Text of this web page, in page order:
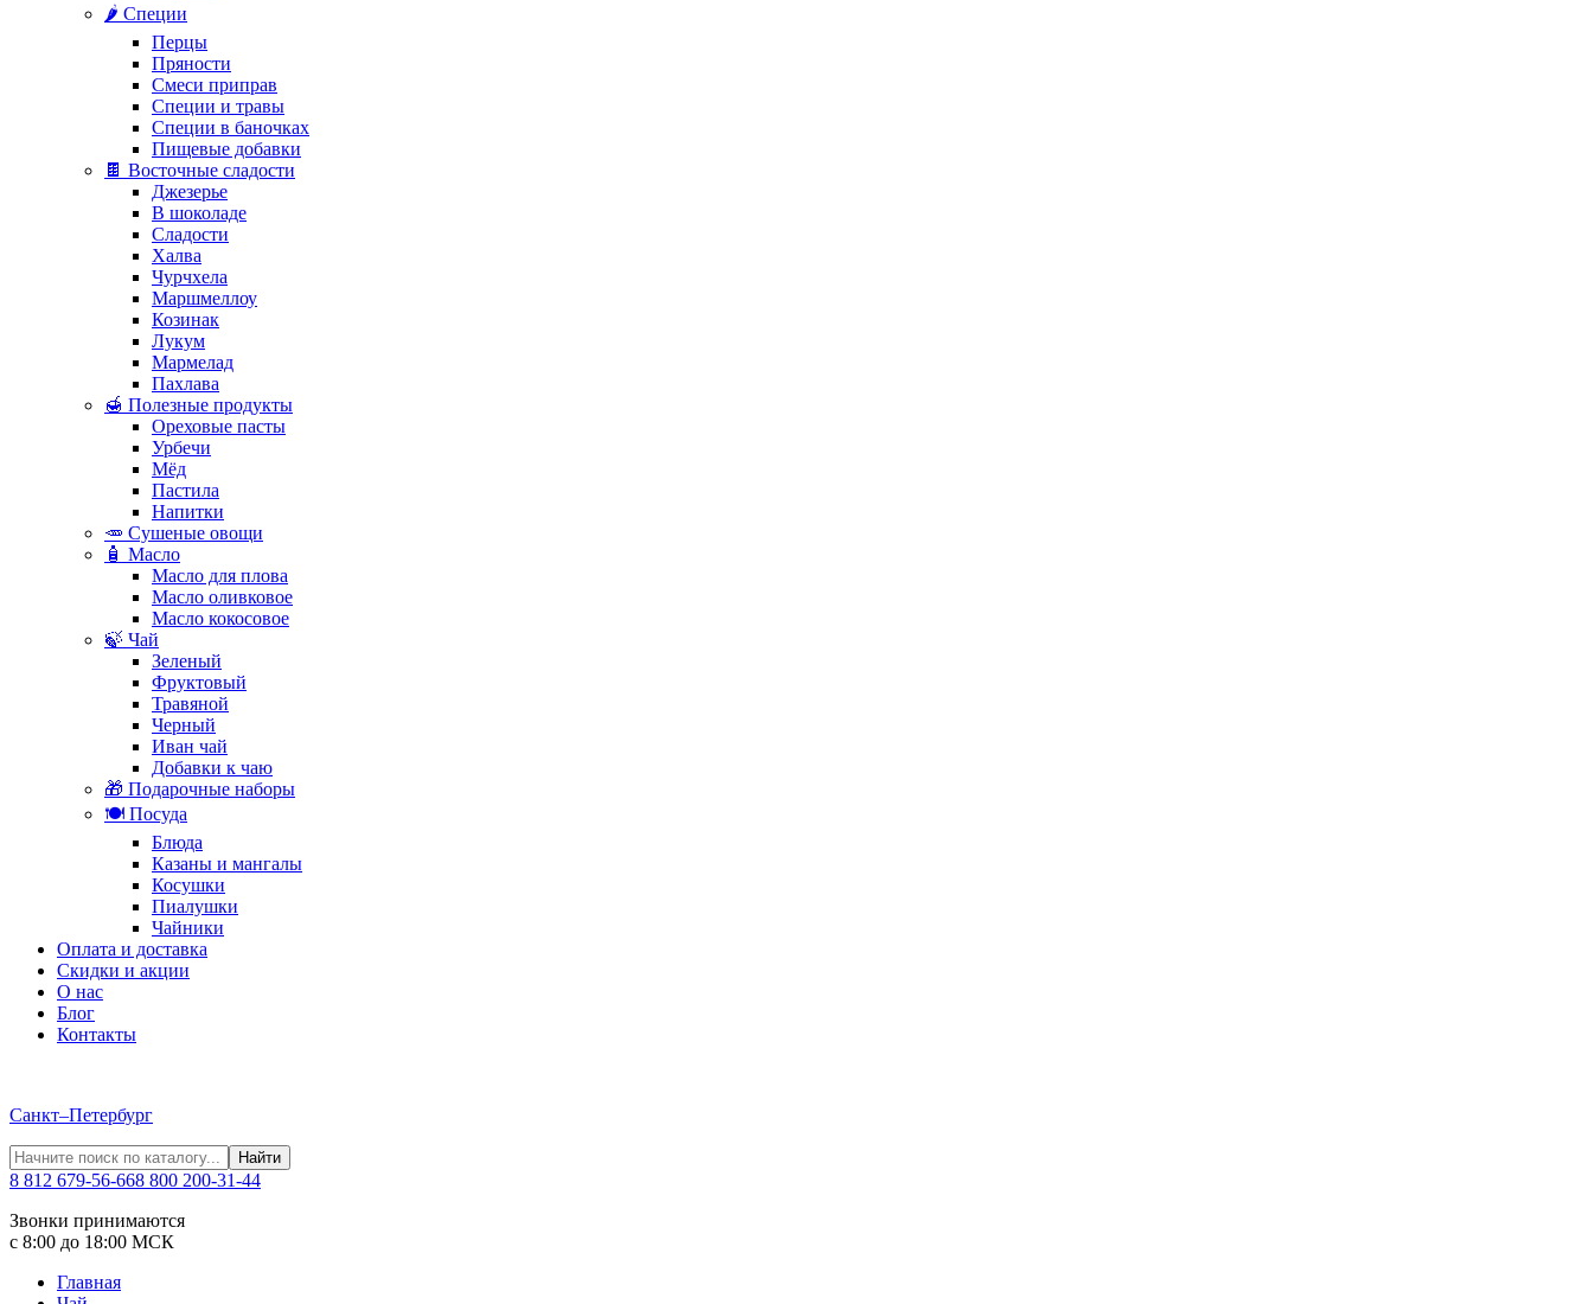
🌶️ Специи
Перцы
Пряности
Смеси приправ
Специи и травы
Специи в баночках
Пищевые добавки
🍫 Восточные сладости
Джезерье
В шоколаде
Сладости
Халва
Чурчхела
Маршмеллоу
Козинак
Лукум
Мармелад
Пахлава
🍯 Полезные продукты
Ореховые пасты
Урбечи
Мёд
Пастила
Напитки
🥕 Сушеные овощи
🧴 Масло
Масло для плова
Масло оливковое
Масло кокосовое
🍃 Чай
Зеленый
Фруктовый
Травяной
Черный
Иван чай
Добавки к чаю
🎁 Подарочные наборы
🍽️ Посуда
Блюда
Казаны и мангалы
Косушки
Пиалушки
Чайники
Оплата и доставка
Скидки и акции
О нас
Блог
Контакты
Санкт–Петербург
Найти
8 812 679-56-668 800 200-31-44
Звонки принимаются
с 8:00 до 18:00 МСК
Главная